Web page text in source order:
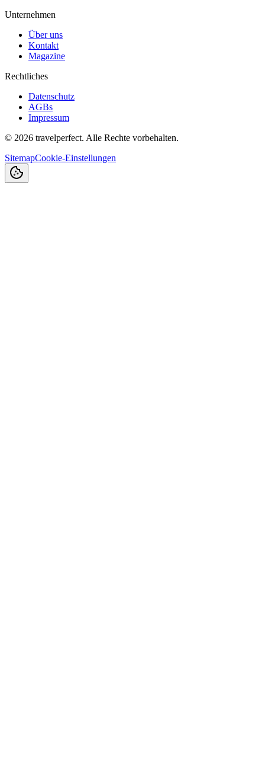
Unternehmen
Über uns
Kontakt
Magazine
Rechtliches
Datenschutz
AGBs
Impressum
© 2026 travelperfect. Alle Rechte vorbehalten.
SitemapCookie-Einstellungen